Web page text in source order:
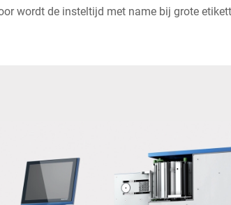
wordt de insteltijd met name bij grote